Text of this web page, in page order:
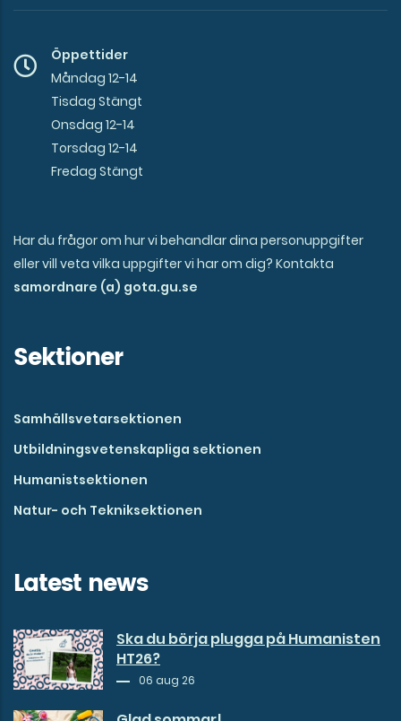
Öppettider
Måndag 12-14
Tisdag Stängt
Onsdag 12-14
Torsdag 12-14
Fredag Stängt
Har du frågor om hur vi behandlar dina personuppgifter
eller vill veta vilka uppgifter vi har om dig? Kontakta
samordnare (a) gota.gu.se
Sektioner
Samhällsvetarsektionen
Utbildningsvetenskapliga sektionen
Humanistsektionen
Natur- och Tekniksektionen
Latest news
Ska du börja plugga på Humanisten
HT26?
06 aug 26